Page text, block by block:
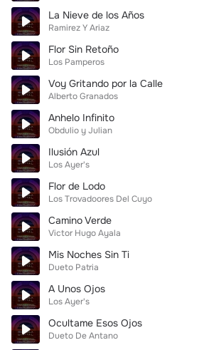
La Nieve de los Años
Ramirez Y Ariaz
Flor Sin Retoño
Los Pamperos
Voy Gritando por la Calle
Alberto Granados
Anhelo Infinito
Obdulio y Julian
Ilusión Azul
Los Ayer's
Flor de Lodo
Los Trovadoores Del Cuyo
Camino Verde
Victor Hugo Ayala
Mis Noches Sin Ti
Dueto Patria
A Unos Ojos
Los Ayer's
Ocultame Esos Ojos
Dueto De Antano